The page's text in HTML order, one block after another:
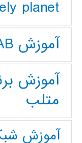
planet
آموزش MATLAB
آموزش
متلب
آموزش